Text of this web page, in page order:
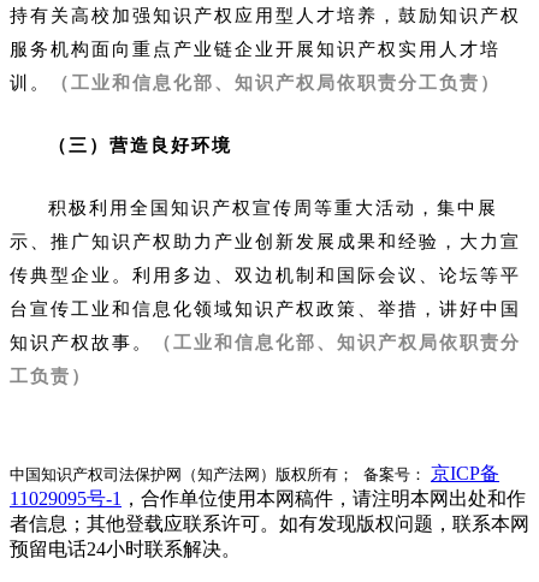
持有关高校加强知识产权应用型人才培养，鼓励知识产权
服务机构面向重点产业链企业开展知识产权实用人才培
训。
（工业和信息化部、知识产权局依职责分工负责）
（三）营造良好环境
积极利用全国知识产权宣传周等重大活动，集中展
示、推广知识产权助力产业创新发展成果和经验，大力宣
传典型企业。利用多边、双边机制和国际会议、论坛等平
台宣传工业和信息化领域知识产权政策、举措，讲好中国
知识产权故事。
（工业和信息化部、知识产权局依职责分
工负责）
中国知识产权司法保护网（知产法网）版权所有； 备案号： 京ICP备
11029095号-1 ，合作单位使用本网稿件，请注明本网出处和作
者信息；其他登载应联系许可。如有发现版权问题，联系本网
预留电话24小时联系解决。